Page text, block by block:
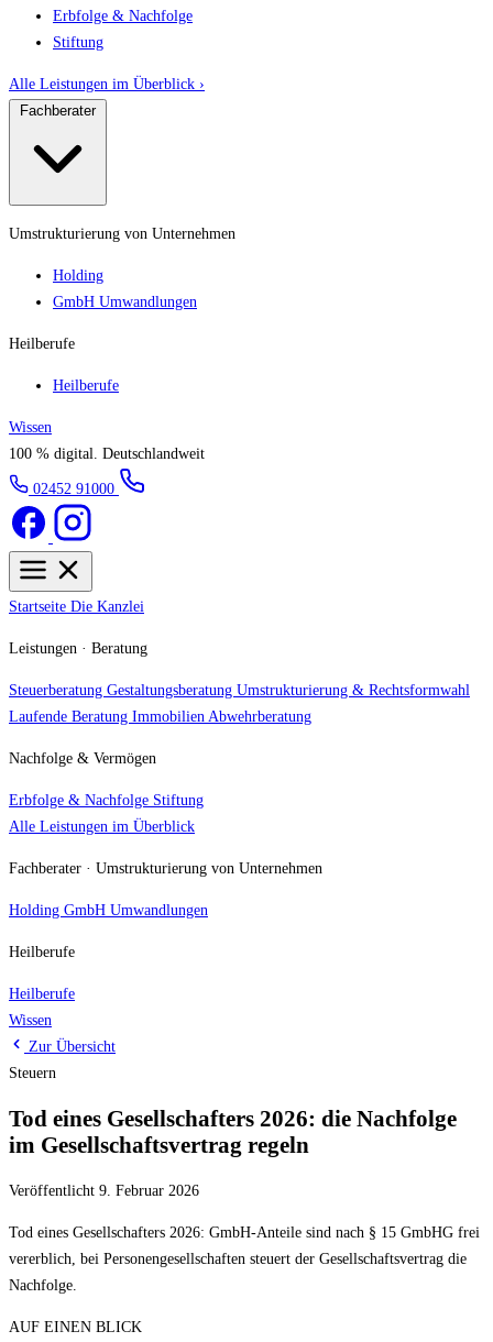
Erbfolge & Nachfolge
Stiftung
Alle Leistungen im Überblick ›
Fachberater
Umstrukturierung von Unternehmen
Holding
GmbH Umwandlungen
Heilberufe
Heilberufe
Wissen
100 % digital. Deutschlandweit
02452 91000
Startseite Die Kanzlei
Leistungen · Beratung
Steuerberatung Gestaltungsberatung Umstrukturierung & Rechtsformwahl
Laufende Beratung Immobilien Abwehrberatung
Nachfolge & Vermögen
Erbfolge & Nachfolge Stiftung
Alle Leistungen im Überblick
Fachberater · Umstrukturierung von Unternehmen
Holding GmbH Umwandlungen
Heilberufe
Heilberufe
Wissen
Zur Übersicht
Steuern
Tod eines Gesellschafters 2026: die Nachfolge
im Gesellschaftsvertrag regeln
Veröffentlicht 9. Februar 2026
Tod eines Gesellschafters 2026: GmbH-Anteile sind nach § 15 GmbHG frei
vererblich, bei Personengesellschaften steuert der Gesellschaftsvertrag die
Nachfolge.
AUF EINEN BLICK